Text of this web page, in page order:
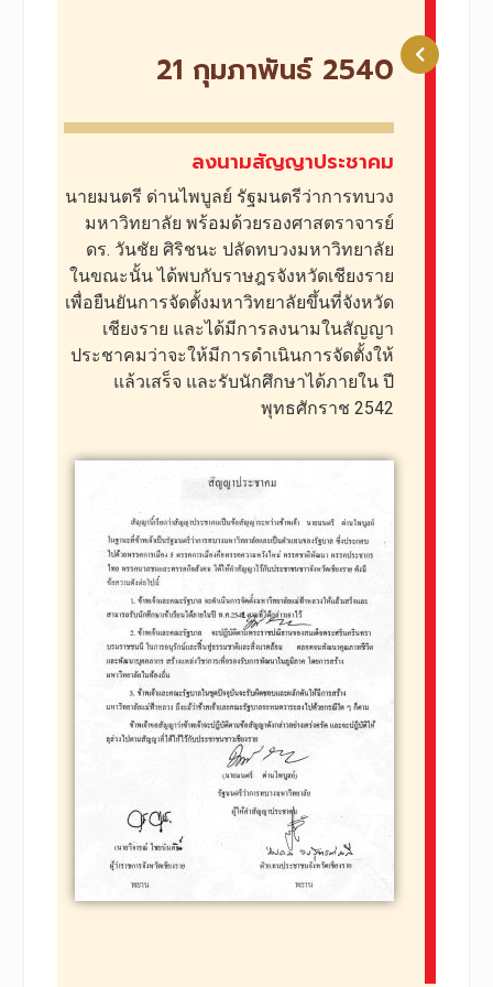
21 กุมภาพันธ์ 2540​
ลงนามสัญญาประชาคม​​
นายมนตรี ด่านไพบูลย์ รัฐมนตรีว่าการทบวง
มหาวิทยาลัย พร้อมด้วยรองศาสตราจารย์
ดร. วันชัย ศิริชนะ ปลัดทบวงมหาวิทยาลัย
ในขณะนั้น ได้พบกับราษฎรจังหวัดเชียงราย
เพื่อยืนยันการจัดตั้งมหาวิทยาลัยขึ้นที่จังหวัด
เชียงราย และได้มีการลงนามในสัญญา
ประชาคมว่าจะให้มีการดำเนินการจัดตั้งให้
แล้วเสร็จ และรับนักศึกษาได้ภายใน ปี
พุทธศักราช 2542